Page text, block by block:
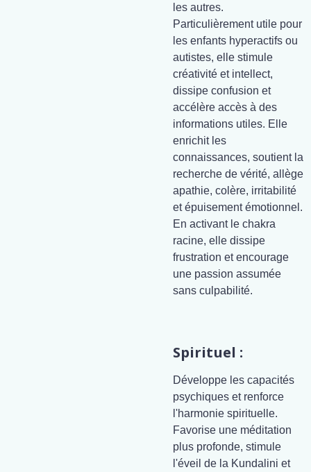
les autres.
Particulièrement utile pour
les enfants hyperactifs ou
autistes, elle stimule
créativité et intellect,
dissipe confusion et
accélère accès à des
informations utiles. Elle
enrichit les
connaissances, soutient la
recherche de vérité, allège
apathie, colère, irritabilité
et épuisement émotionnel.
En activant le chakra
racine, elle dissipe
frustration et encourage
une passion assumée
sans culpabilité.
Spirituel :
Développe les capacités
psychiques et renforce
l'harmonie spirituelle.
Favorise une méditation
plus profonde, stimule
l'éveil de la Kundalini et